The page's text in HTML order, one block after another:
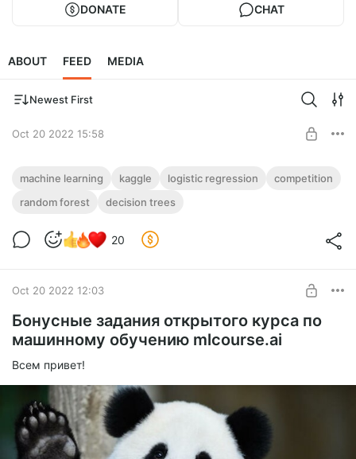
DONATE CHAT
ABOUT FEED MEDIA
Newest First
Oct 20 2022 15:58
Ваш доступ к бонусным заданиям
mlcourse.ai
ML-алгоритмов своими руками, бейзлайны в
соревнованиях и не только.
Level required:
machine learning kaggle logistic regression
competition
random forest
decision trees
20
Oct 20 2022 12:03
Бонусные задания открытого курса по
машинному обучению mlcourse.ai
Всем привет!